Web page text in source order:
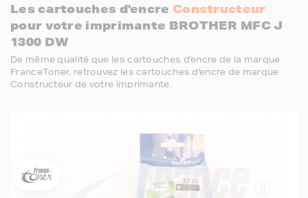
Les cartouches d'encre Constructeur
pour votre imprimante BROTHER MFC J
1300 DW
De même qualité que les cartouches d'encre de la marque
FranceToner, retrouvez les cartouches d'encre de marque
Constructeur de votre imprimante.
5€ offerts sur votre 1ère
5€
Inscrivez-vous à notre newsletter, suivez notre actualité et
d’une remise de 5€
commande * !